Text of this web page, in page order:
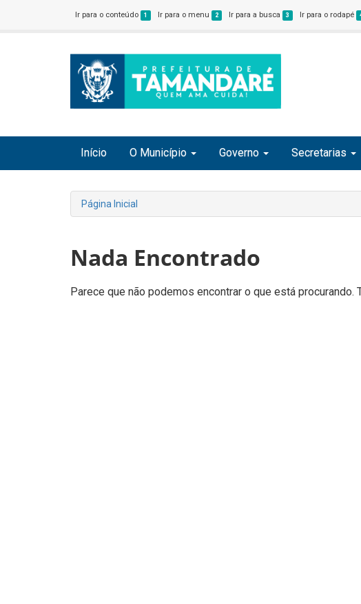
Ir para o conteúdo 1 Ir para o menu 2 Ir para a busca 3 Ir para o rodapé
Início O Município Governo Secretarias
Página Inicial
Nada Encontrado
Parece que não podemos encontrar o que está procurando.